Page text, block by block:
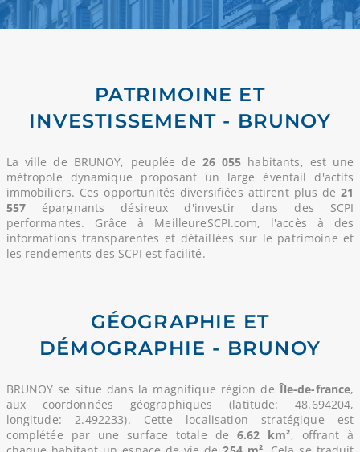
PATRIMOINE ET
INVESTISSEMENT - BRUNOY
La ville de BRUNOY, peuplée de 26 055 habitants, est une
métropole dynamique proposant un large éventail d'actifs
immobiliers. Ces opportunités diversifiées attirent plus de21
557épargnants désireux d'investir dans des SCPI
performantes. Grâce à MeilleureSCPI.com, l'accès à des
informations transparentes et détaillées sur le patrimoine et
les rendements des SCPI est facilité.
GÉOGRAPHIE ET
DÉMOGRAPHIE - BRUNOY
BRUNOY se situe dans la magnifique région deÎle-de-france,
aux coordonnées géographiques (latitude: 48.694204,
longitude: 2.492233). Cette localisation stratégique est
complétée par une surface totale de 6.62 km², offrant à